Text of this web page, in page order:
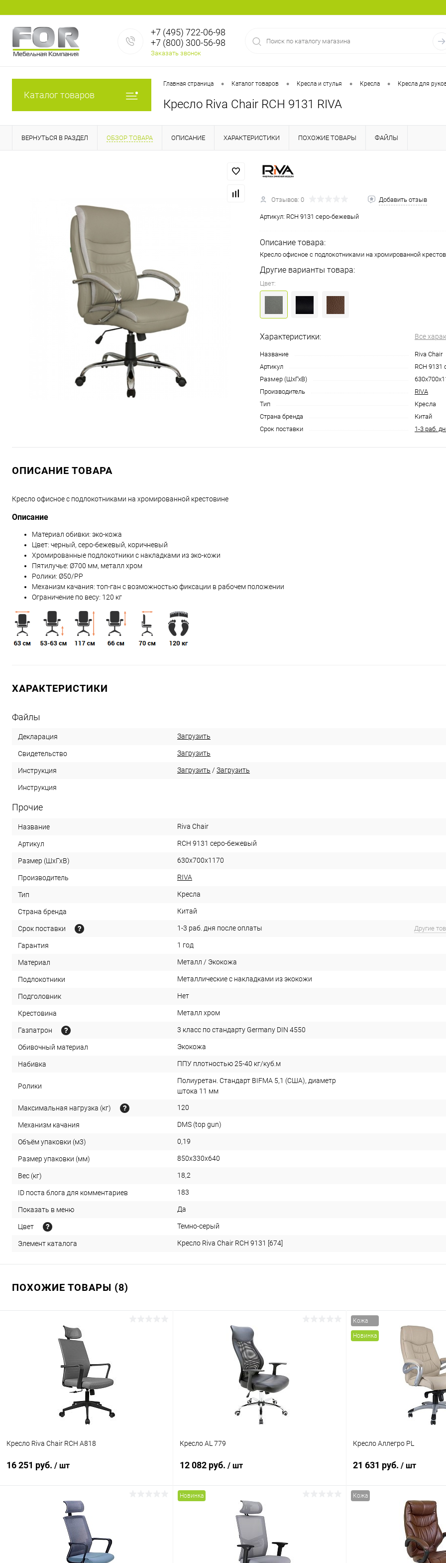
+7 (495) 722-06-98
+7 (800) 300-56-98
Заказать звонок
Каталог товаров
Главная страница • Каталог товаров • Кресла и стулья • Кресла • Кресла для
Кресло Riva Chair RCH 9131 RIVA
ВЕРНУТЬСЯ В РАЗДЕЛ ОБЗОР ТОВАРА ОПИСАНИЕ ХАРАКТЕРИСТИКИ ПОХОЖИЕ ТОВАРЫ ФАЙЛЫ
Отзывов: 0 Добавить отзыв
Артикул: RCH 9131 серо-бежевый
Описание товара:
Кресло офисное с подлокотниками на хромированной
Другие варианты товара:
Цвет:
Характеристики: Все
Название
Riva Chair
Артикул
RCH
Размер (ШхГхВ)
Производитель
RIVA
Тип
Кресла
Страна бренда
Китай
Срок поставки
1-3 раб.
ОПИСАНИЕ ТОВАРА
Кресло офисное с подлокотниками на хромированной крестовине
Описание
Материал обивки: эко-кожа
Цвет: черный, серо-бежевый, коричневый
Хромированные подлокотники с накладками из эко-кожи
Пятилучье: Ø700 мм, металл хром
Ролики: Ø50/РР
Механизм качания: топ-ган с возможностью фиксации в рабочем положении
Ограничение по весу: 120 кг
ХАРАКТЕРИСТИКИ
Файлы
Декларация Загрузить
Свидетельство Загрузить
Инструкция Загрузить / Загрузить
Инструкция
Прочие
Название Riva Chair
Артикул RCH 9131 серо-бежевый
Размер (ШхГхВ) 630х700х1170
Производитель RIVA
Тип Кресла
Страна бренда Китай
Срок поставки 1-3 раб. дня после оплаты Другие
Гарантия 1 год
Материал Металл / Экокожа
Подлокотники Металлические с накладками из экокожи
Подголовник Нет
Крестовина Металл хром
Газпатрон 3 класс по стандарту Germany DIN 4550
Обивочный материал Экокожа
Набивка ППУ плотностью 25-40 кг/куб.м
Ролики
Полиуретан. Стандарт BIFMA 5,1 (США), диаметр
штока 11 мм
Максимальная нагрузка (кг) 120
Механизм качания DMS (top gun)
Объём упаковки (м3) 0,19
Размер упаковки (мм) 850х330х640
Вес (кг) 18,2
ID поста блога для комментариев 183
Показать в меню Да
Цвет Темно-серый
Элемент каталога Кресло Riva Chair RCH 9131 [674]
ПОХОЖИЕ ТОВАРЫ (8)
Кресло Riva Chair RCH A818
16 251 руб. / шт
В корзину
В наличии
Кресло AL 779
12 082 руб. / шт
В корзину
Под заказ
Кожа
Новинка
Кресло Аллегро PL
21 631 руб. / шт
В
Купить в 1 клик
Новинка Кожа